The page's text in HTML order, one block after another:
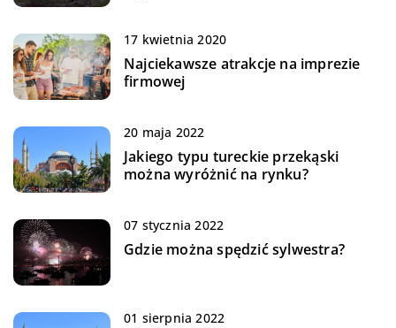
17 kwietnia 2020
Najciekawsze atrakcje na imprezie
firmowej
20 maja 2022
Jakiego typu tureckie przekąski
można wyróżnić na rynku?
07 stycznia 2022
Gdzie można spędzić sylwestra?
01 sierpnia 2022